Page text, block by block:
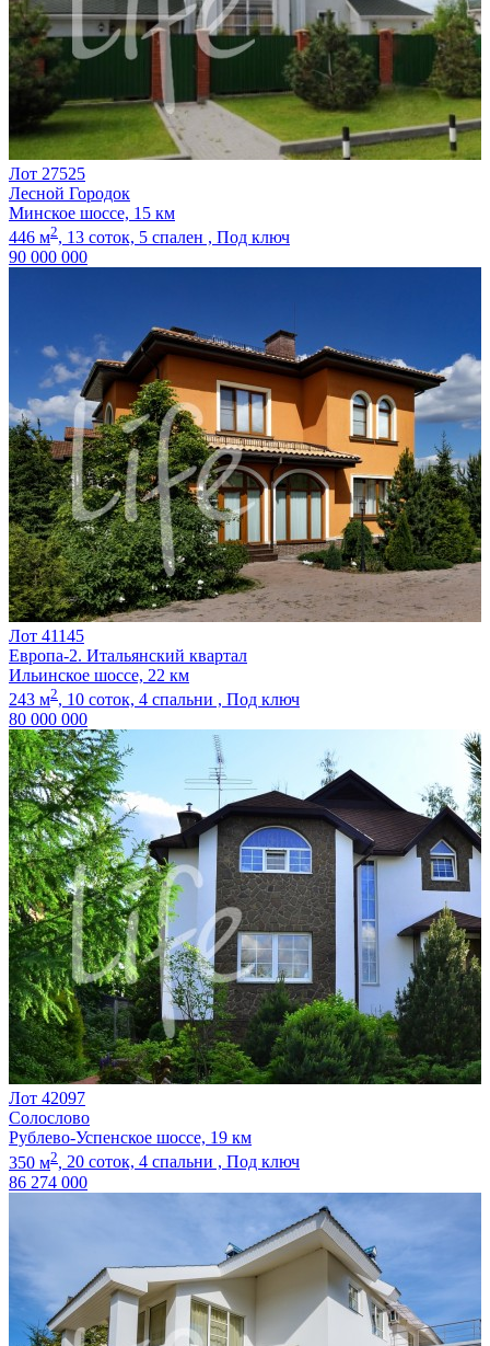
Лот 27525
Лесной Городок
Минское шоссе, 15 км
446 м2, 13 соток, 5 спален , Под ключ
90 000 000
Лот 41145
Европа-2. Итальянский квартал
Ильинское шоссе, 22 км
243 м2, 10 соток, 4 спальни , Под ключ
80 000 000
Лот 42097
Солослово
Рублево-Успенское шоссе, 19 км
350 м2, 20 соток, 4 спальни , Под ключ
86 274 000